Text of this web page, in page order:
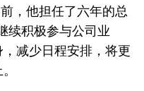
，他担任了六年的总
续积极参与公司业
减少日程安排，将更